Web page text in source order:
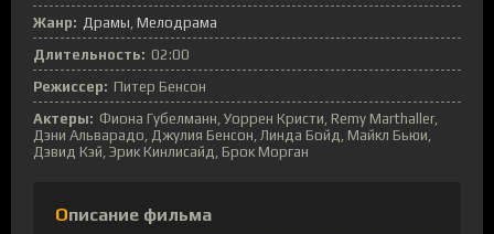
Жанр: Драмы Мелодрама
Длительность: 02:00
Режиссер: Питер Бенсон
Актеры: Фиона Губелманн, Уоррен Кристи, Remy Marthaller,
Дэни Альварадо, Джулия Бенсон, Линда Бойд, Майкл Бьюи,
Дэвид Кэй, Эрик Кинлисайд, Брок Морган
Описание фильма